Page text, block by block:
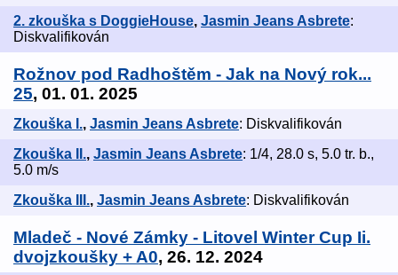
2. zkouška s DoggieHouse, Jasmin Jeans Asbrete:
Diskvalifikován
Rožnov pod Radhoštěm - Jak na Nový rok...
25, 01. 01. 2025
Zkouška I., Jasmin Jeans Asbrete: Diskvalifikován
Zkouška II., Jasmin Jeans Asbrete: 1/4, 28.0 s, 5.0 tr. b.,
5.0 m/s
Zkouška III., Jasmin Jeans Asbrete: Diskvalifikován
Mladeč - Nové Zámky - Litovel Winter Cup Ii.
dvojzkoušky + A0, 26. 12. 2024